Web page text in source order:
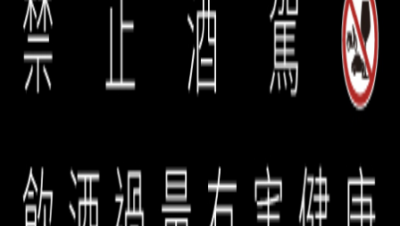
誠品生活餐旅事業群 copyright © 2026 eslite spectrum all rights
reserved.